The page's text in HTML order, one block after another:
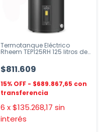
Termotanque Eléctrico
Rheem TEP125RH 125 litros de
$811.609
$689.867,65
6 x$135.268,17 sin
interés